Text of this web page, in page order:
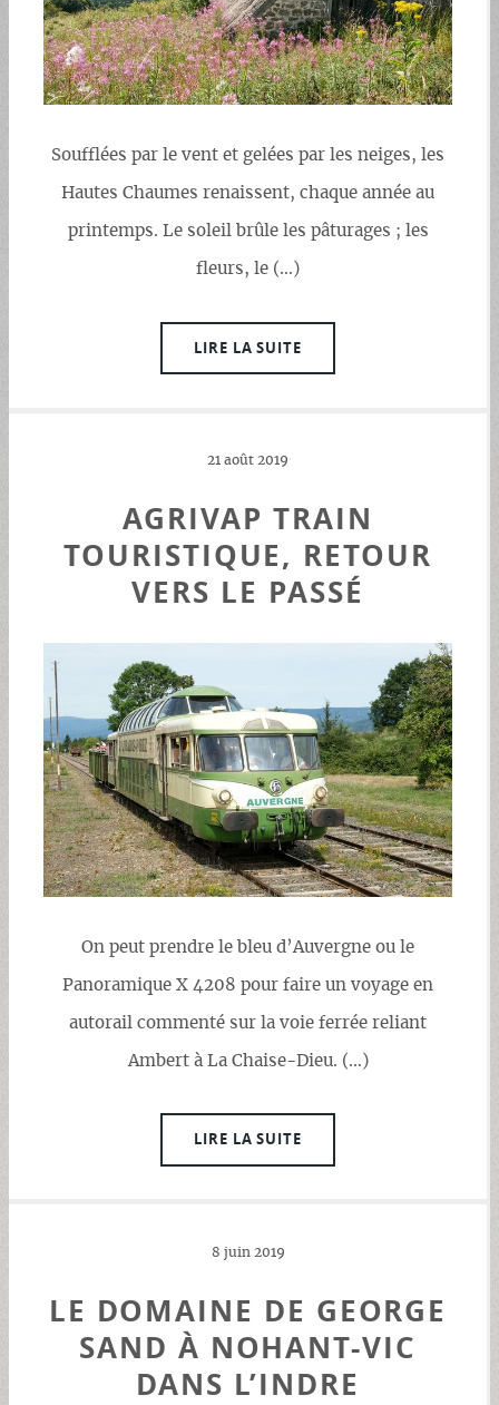
Soufflées par le vent et gelées par les neiges, les
Hautes Chaumes renaissent, chaque année au
printemps. Le soleil brûle les pâturages ; les
fleurs, le (…)
LIRE LA SUITE
21 août 2019
AGRIVAP TRAIN
TOURISTIQUE, RETOUR
VERS LE PASSÉ
On peut prendre le bleu d’Auvergne ou le
Panoramique X 4208 pour faire un voyage en
autorail commenté sur la voie ferrée reliant
Ambert à La Chaise-Dieu. (…)
LIRE LA SUITE
8 juin 2019
LE DOMAINE DE GEORGE
SAND À NOHANT-VIC
DANS L’INDRE